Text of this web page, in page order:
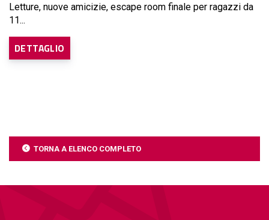
Letture, nuove amicizie, escape room finale per ragazzi da
11...
DETTAGLIO
TORNA A ELENCO COMPLETO